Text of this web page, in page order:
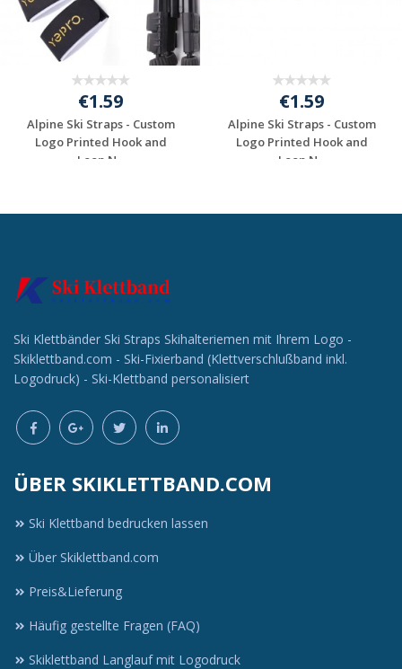
€1.59
Alpine Ski Straps - Custom
Logo Printed Hook and
Loop N...
anfragen
€1.59
Alpine Ski Straps - Custom
Logo Printed Hook and
Loop N...
anfragen
Ski Klettbänder Ski Straps Skihalteriemen mit Ihrem Logo -
Skiklettband.com - Ski-Fixierband (Klettverschlußband inkl.
Logodruck) - Ski-Klettband personalisiert
ÜBER SKIKLETTBAND.COM
Ski Klettband bedrucken lassen
Über Skiklettband.com
Preis&Lieferung
Häufig gestellte Fragen (FAQ)
Skiklettband Langlauf mit Logodruck